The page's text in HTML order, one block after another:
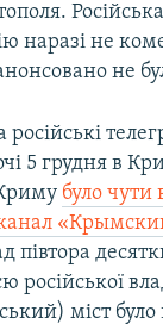
наразі не
не
російські
5 грудня в
було чути
півтора
російської
міст було